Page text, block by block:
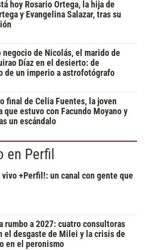
hoy Rosario Ortega, la hija de
y Evangelina Salazar, tras su
negocio de Nicolás, el marido de
Díaz en el desierto: de
de un imperio a astrofotógrafo
final de Celia Fuentes, la joven
que estuvo con Facundo Moyano y
un escándalo
en Perfil
vivo +Perfil!: un canal con gente que
rumbo a 2027: cuatro consultoras
el desgaste de Milei y la crisis de
en el peronismo